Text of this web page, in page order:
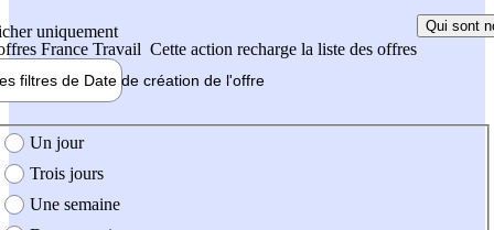
uniquement
France Travail Cette action recharge la liste des offres
Qui sont
filtres de Date de création de l'offre
création de l'offre
Un jour
Trois jours
Une semaine